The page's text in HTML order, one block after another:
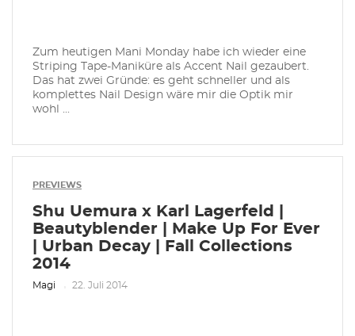
Zum heutigen Mani Monday habe ich wieder eine
Striping Tape-Maniküre als Accent Nail gezaubert.
Das hat zwei Gründe: es geht schneller und als
komplettes Nail Design wäre mir die Optik mir
wohl ...
PREVIEWS
Shu Uemura x Karl Lagerfeld |
Beautyblender | Make Up For Ever
| Urban Decay | Fall Collections
2014
Magi 22. Juli 2014